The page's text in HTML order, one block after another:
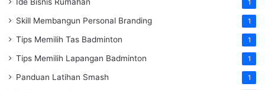
1
Skill Membangun Personal Branding 1
Tips Memilih Tas Badminton 1
Tips Memilih Lapangan Badminton 1
Panduan Latihan Smash 1